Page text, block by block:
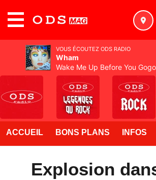
ACCUEIL BONS PLANS INFOS
Explosion
VOUS ÉCOUTEZ ODS RADIO
Wham
Wake Me Up Before You Gogo